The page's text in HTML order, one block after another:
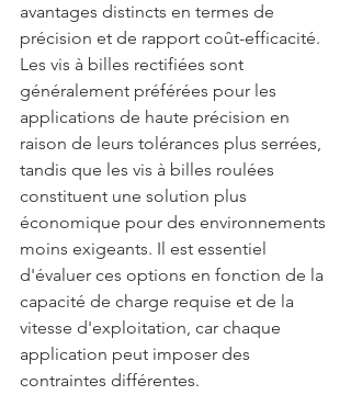
avantages distincts en termes de
précision et de rapport coût-efficacité.
Les vis à billes rectifiées sont
généralement préférées pour les
applications de haute précision en
raison de leurs tolérances plus serrées,
tandis que les vis à billes roulées
constituent une solution plus
économique pour des environnements
moins exigeants. Il est essentiel
d'évaluer ces options en fonction de la
capacité de charge requise et de la
vitesse d'exploitation, car chaque
application peut imposer des
contraintes différentes.